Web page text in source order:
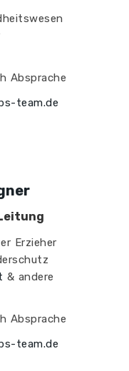
Absprache
team.de
Erzieher
& andere
Absprache
team.de